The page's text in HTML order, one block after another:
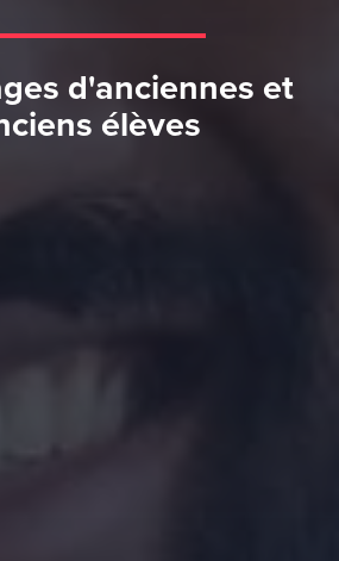
d'anciennes et
élèves